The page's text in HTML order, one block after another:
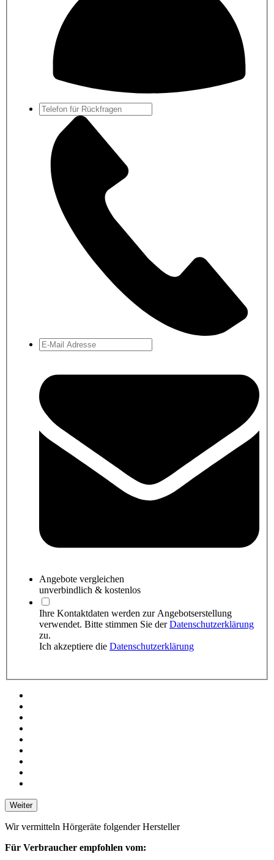
Angebote vergleichen
unverbindlich & kostenlos
Ihre Kontaktdaten werden zur Angebots­erstellung
verwendet. Bitte stimmen Sie derDatenschutzerklärung
zu.
Ich akzeptiere die Datenschutzerklärung
Weiter
Wir vermitteln Hörgeräte folgender Hersteller
Für Verbraucher empfohlen vom: